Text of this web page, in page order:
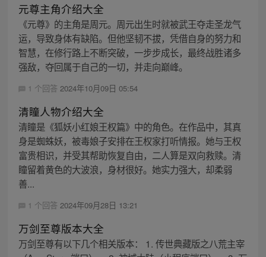
元尊主角介绍大全
《元尊》的主角是周元。周元出生时就被武王夺走圣龙气
运，导致身体有缺陷。但他坚韧不拔，凭借自身的努力和
智慧，在修行路上不断突破，一步步成长，最终战胜诸多
强敌，夺回属于自己的一切，并走向巅峰。
1 个回答 2024年10月09日 05:54
清瞳人物介绍大全
清瞳是《狐妖小红娘王权篇》中的角色。在作品中，其真
身是蜘蛛妖，被毒娘子安排在王权家打听情报。她与王权
富贵相识，并受其帮助恢复自由，二人算是双向救赎。清
瞳留着黄色的大波浪，身材很好。她实力强大，却柔弱
善...
1 个回答 2024年09月28日 13:21
万剑至尊版本大全
万剑至尊有以下几个相关版本： 1. 传世典藏版之八荒主宰